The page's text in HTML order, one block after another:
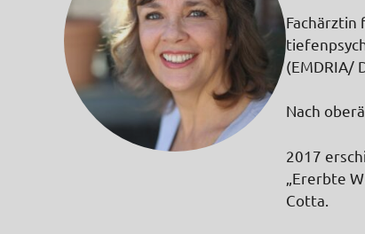
Fachärztin
(EMDRIA/
Nach
2017
„Ererbte
Cotta.